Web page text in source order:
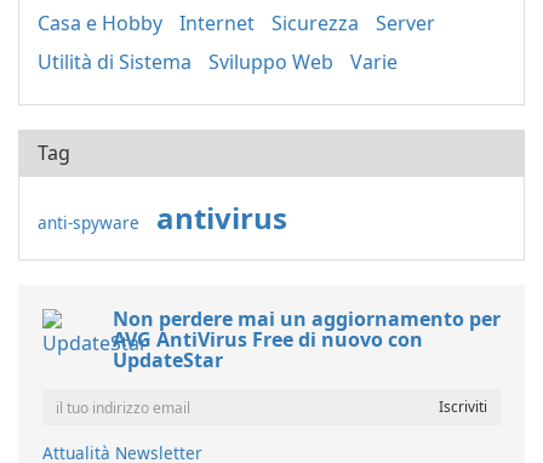
Casa e Hobby
Internet Sicurezza
Server
Utilità di Sistema
Sviluppo Web Varie
Tag
anti-spyware antivirus
Non perdere mai un aggiornamento per
AVG AntiVirus Free di nuovo con
UpdateStar
Attualità Newsletter